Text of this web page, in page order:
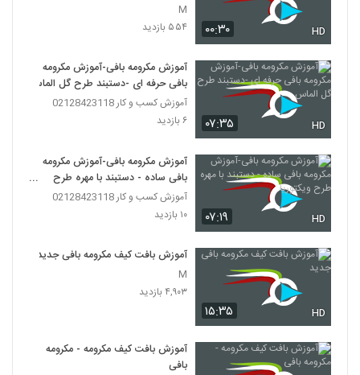
۰۰:۳۰ HD
M
۵۵۴ بازدید
۰۷:۳۵ HD
آموزش مکرومه بافی-آموزش مکرومه
بافی حرفه ای -دستبند طرح گل الماس
آموزش کسب و کار 02128423118
۶ بازدید
۰۷:۱۹ HD
آموزش مکرومه بافی-آموزش مکرومه
بافی ساده - دستبند با مهره طرح
ویکتوریا
آموزش کسب و کار 02128423118
۱۰ بازدید
۱۵:۳۵ HD
آموزش بافت کیف مکرومه بافی جدید
M
۴,۹۰۳ بازدید
آموزش بافت کیف مکرومه - مکرومه
بافی